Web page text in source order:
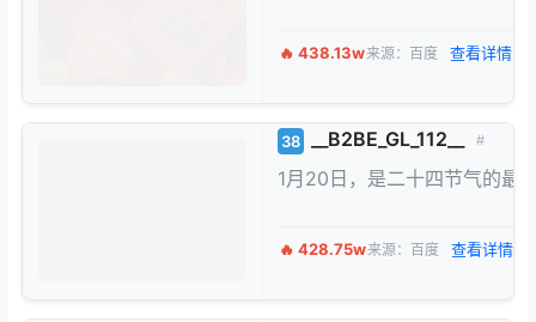
🔥 438.13w来源：百度 查看详情 →
38 __B2BE_GL_112__ #
1月20日，是二十四节气的最
🔥 428.75w来源：百度 查看详情 →